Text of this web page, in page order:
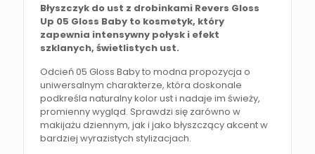
Błyszczyk do ust z drobinkami Revers Gloss
Up 05 Gloss Baby to kosmetyk, który
zapewnia intensywny połysk i efekt
szklanych, świetlistych ust.
Odcień 05 Gloss Baby to modna propozycja o
uniwersalnym charakterze, która doskonale
podkreśla naturalny kolor ust i nadaje im świeży,
promienny wygląd. Sprawdzi się zarówno w
makijażu dziennym, jak i jako błyszczący akcent w
bardziej wyrazistych stylizacjach.